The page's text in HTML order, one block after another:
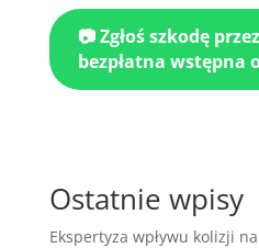
📷 Zgłoś szkodę
bezpłatna wstępna
Ostatnie wpisy
Ekspertyza wpływu kolizji